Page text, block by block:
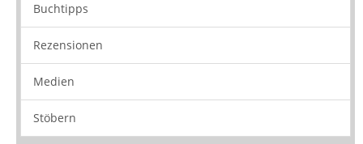
Buchtipps
Rezensionen
Medien
Stöbern